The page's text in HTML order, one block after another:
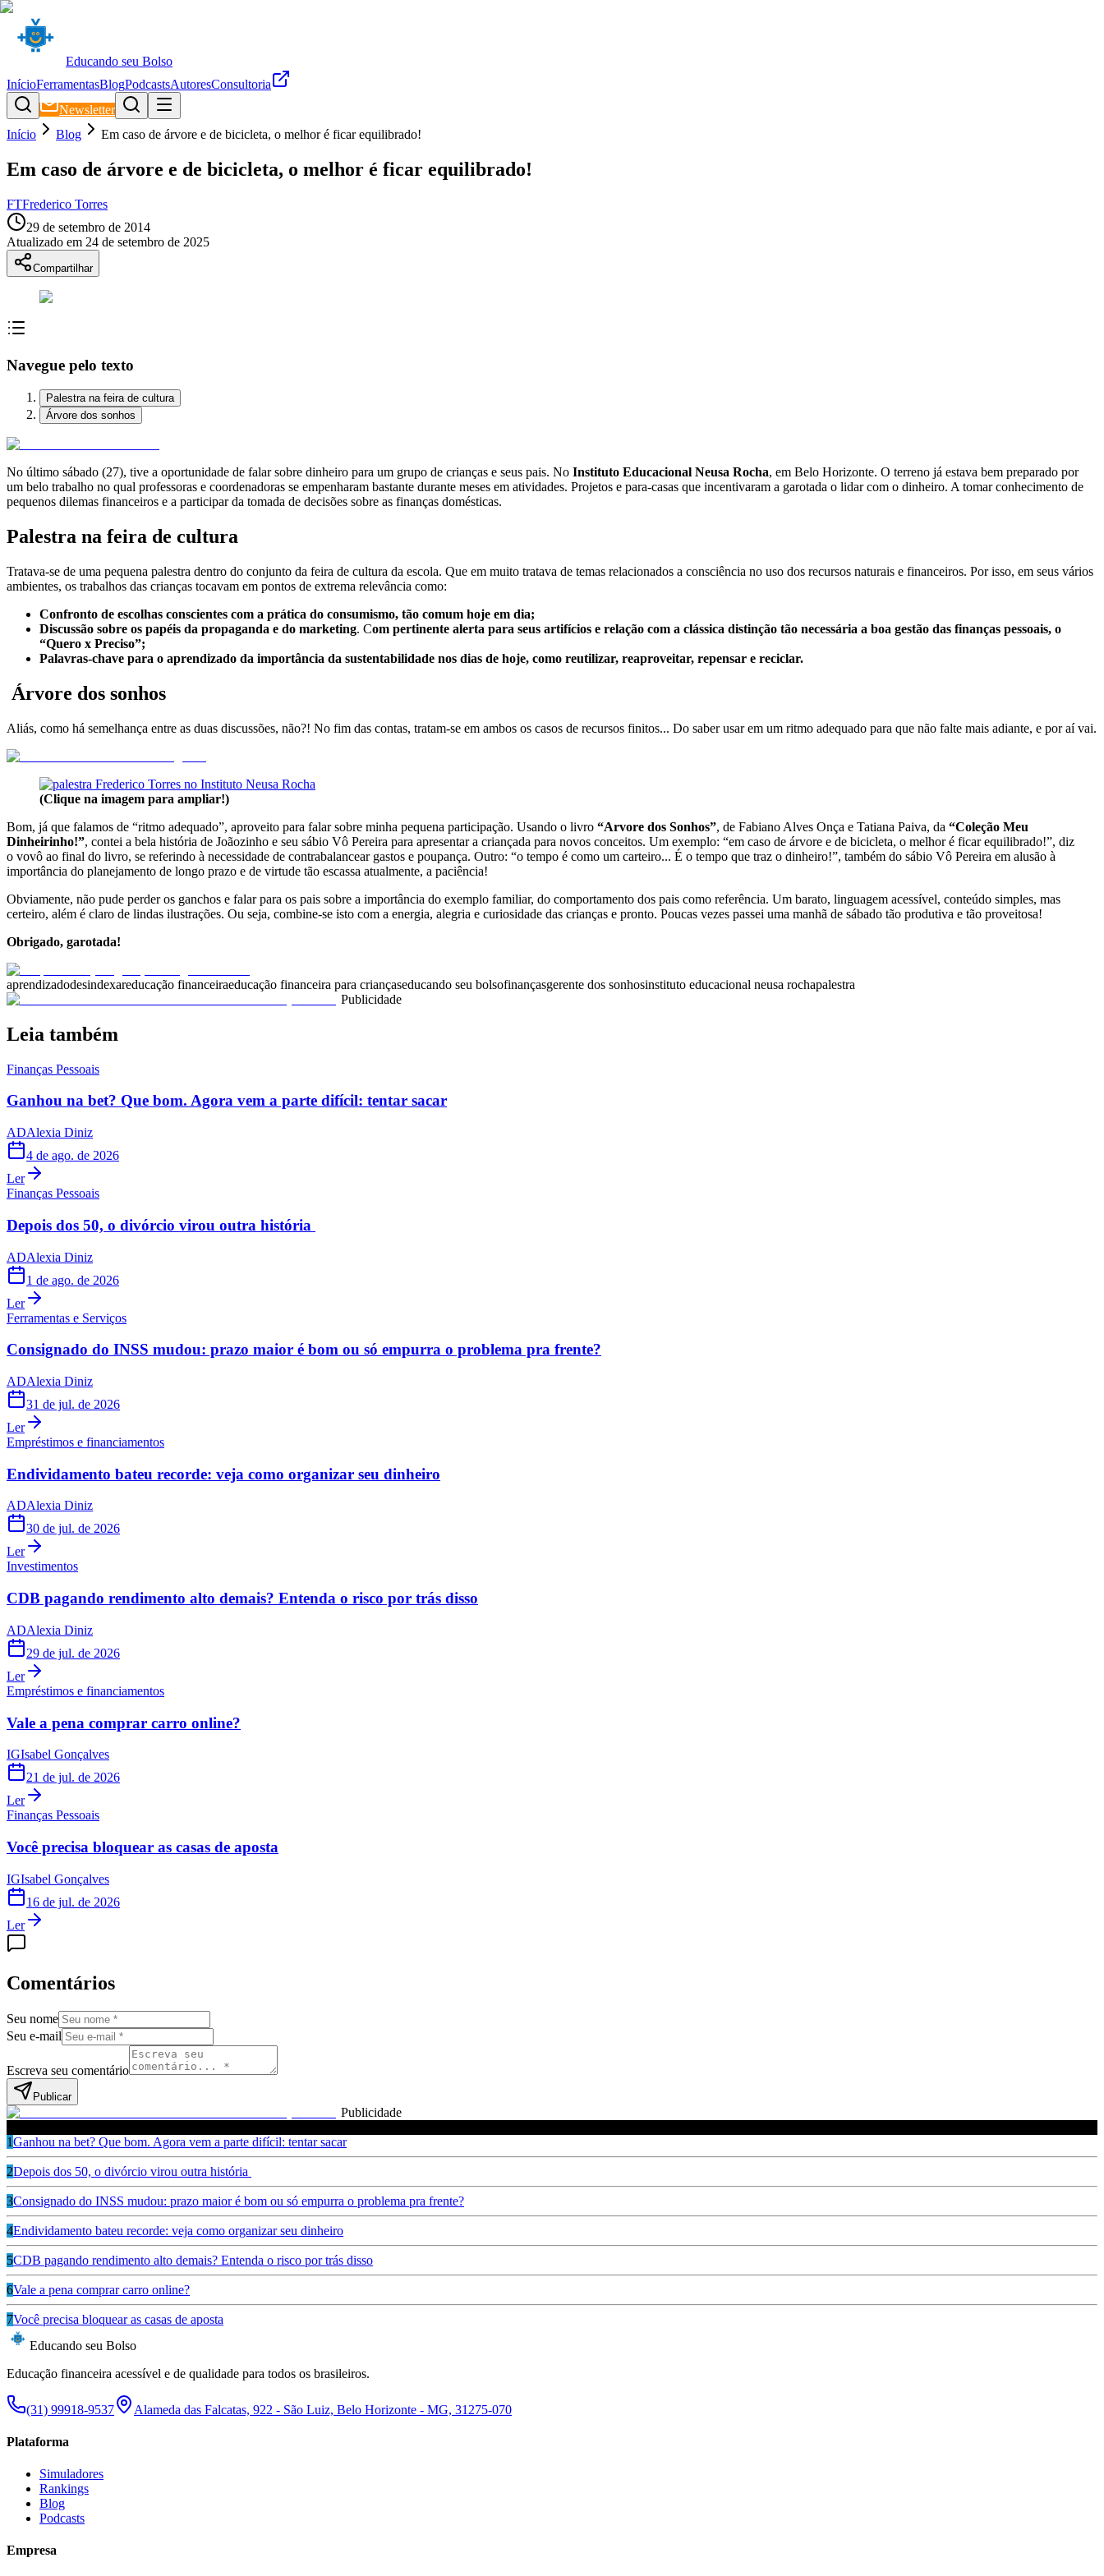
Educando seu Bolso
InícioFerramentasBlogPodcastsAutoresConsultoria
Newsletter
Início
Blog Em caso de árvore e de bicicleta, o melhor é ficar equilibrado!
Em caso de árvore e de bicicleta, o melhor é ficar equilibrado!
FTFrederico Torres
29 de setembro de 2014
Atualizado em 24 de setembro de 2025
Compartilhar
Navegue pelo texto
Palestra na feira de cultura
Árvore dos sonhos
No último sábado (27), tive a oportunidade de falar sobre dinheiro para um grupo de crianças e seus pais. No Instituto Educacional Neusa Rocha, em Belo Horizonte. O terreno já estava bem preparado por
um belo trabalho no qual professoras e coordenadoras se empenharam bastante durante meses em atividades. Projetos e para-casas que incentivaram a garotada o lidar com o dinheiro. A tomar conhecimento de
pequenos dilemas financeiros e a participar da tomada de decisões sobre as finanças domésticas.
Palestra na feira de cultura
Tratava-se de uma pequena palestra dentro do conjunto da feira de cultura da escola. Que em muito tratava de temas relacionados a consciência no uso dos recursos naturais e financeiros. Por isso, em seus vários
ambientes, os trabalhos das crianças tocavam em pontos de extrema relevância como:
Confronto de escolhas conscientes com a prática do consumismo, tão comum hoje em dia;
Discussão sobre os papéis da propaganda e do marketing. Com pertinente alerta para seus artifícios e relação com a clássica distinção tão necessária a boa gestão das finanças pessoais, o
“Quero x Preciso”;
Palavras-chave para o aprendizado da importância da sustentabilidade nos dias de hoje, como reutilizar, reaproveitar, repensar e reciclar.
Árvore dos sonhos
Aliás, como há semelhança entre as duas discussões, não?! No fim das contas, tratam-se em ambos os casos de recursos finitos... Do saber usar em um ritmo adequado para que não falte mais adiante, e por aí vai.
(Clique na imagem para ampliar!)
Bom, já que falamos de “ritmo adequado”, aproveito para falar sobre minha pequena participação. Usando o livro “Arvore dos Sonhos”, de Fabiano Alves Onça e Tatiana Paiva, da “Coleção Meu
Dinheirinho!”, contei a bela história de Joãozinho e seu sábio Vô Pereira para apresentar a criançada para novos conceitos. Um exemplo: “em caso de árvore e de bicicleta, o melhor é ficar equilibrado!”, diz
o vovô ao final do livro, se referindo à necessidade de contrabalancear gastos e poupança. Outro: “o tempo é como um carteiro... É o tempo que traz o dinheiro!”, também do sábio Vô Pereira em alusão à
importância do planejamento de longo prazo e de virtude tão escassa atualmente, a paciência!
Obviamente, não pude perder os ganchos e falar para os pais sobre a importância do exemplo familiar, do comportamento dos pais como referência. Um barato, linguagem acessível, conteúdo simples, mas
certeiro, além é claro de lindas ilustrações. Ou seja, combine-se isto com a energia, alegria e curiosidade das crianças e pronto. Poucas vezes passei uma manhã de sábado tão produtiva e tão proveitosa!
Obrigado, garotada!
aprendizadodesindexareducação financeiraeducação financeira para criançaseducando seu bolsofinançasgerente dos sonhosinstituto educacional neusa rochapalestra
Publicidade
Leia também
Finanças Pessoais
Ganhou na bet? Que bom. Agora vem a parte difícil: tentar sacar
ADAlexia Diniz
4 de ago. de 2026
Ler
Finanças Pessoais
Depois dos 50, o divórcio virou outra história
ADAlexia Diniz
1 de ago. de 2026
Ler
Ferramentas e Serviços
Consignado do INSS mudou: prazo maior é bom ou só empurra o problema pra frente?
ADAlexia Diniz
31 de jul. de 2026
Ler
Empréstimos e financiamentos
Endividamento bateu recorde: veja como organizar seu dinheiro
ADAlexia Diniz
30 de jul. de 2026
Ler
Investimentos
CDB pagando rendimento alto demais? Entenda o risco por trás disso
ADAlexia Diniz
29 de jul. de 2026
Ler
Empréstimos e financiamentos
Vale a pena comprar carro online?
IGIsabel Gonçalves
21 de jul. de 2026
Ler
Finanças Pessoais
Você precisa bloquear as casas de aposta
IGIsabel Gonçalves
16 de jul. de 2026
Ler
Comentários
Seu nome
Seu e-mail
Escreva seu comentário
Publicar
Publicidade
1Ganhou na bet? Que bom. Agora vem a parte difícil: tentar sacar
2Depois dos 50, o divórcio virou outra história
3Consignado do INSS mudou: prazo maior é bom ou só empurra o problema pra frente?
4Endividamento bateu recorde: veja como organizar seu dinheiro
5CDB pagando rendimento alto demais? Entenda o risco por trás disso
6Vale a pena comprar carro online?
7Você precisa bloquear as casas de aposta
Educando seu Bolso
Educação financeira acessível e de qualidade para todos os brasileiros.
(31) 99918-9537 Alameda das Falcatas, 922 - São Luiz, Belo Horizonte - MG, 31275-070
Plataforma
Simuladores
Rankings
Blog
Podcasts
Empresa